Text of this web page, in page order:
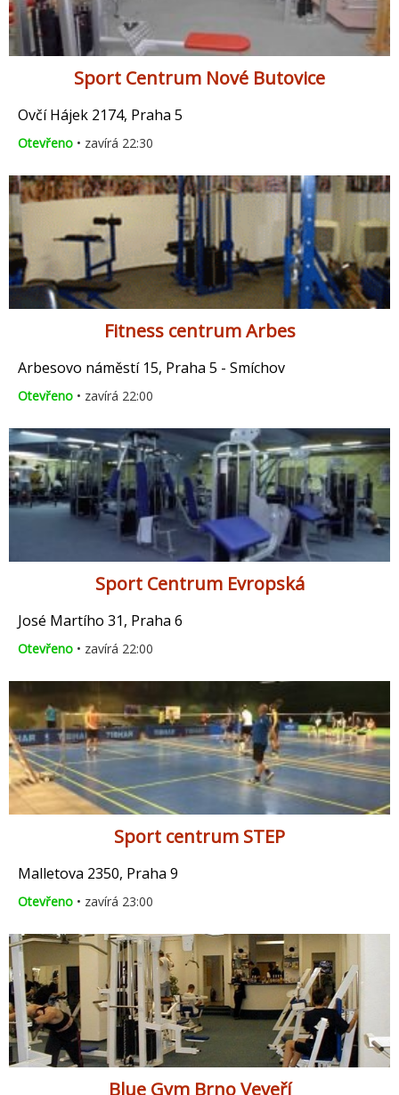
Sport Centrum Nové Butovice
Ovčí Hájek 2174, Praha 5
Otevřeno • zavírá 22:30
Fitness centrum Arbes
Arbesovo náměstí 15, Praha 5 - Smíchov
Otevřeno • zavírá 22:00
Sport Centrum Evropská
José Martího 31, Praha 6
Otevřeno • zavírá 22:00
Sport centrum STEP
Malletova 2350, Praha 9
Otevřeno • zavírá 23:00
Blue Gym Brno Veveří